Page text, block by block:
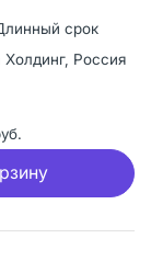
срок
Россия